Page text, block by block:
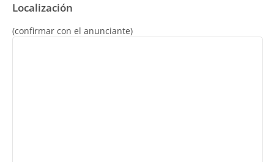
Localización
(confirmar con el anunciante)